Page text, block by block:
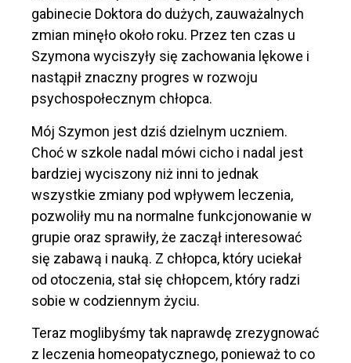
gabinecie Doktora do dużych, zauważalnych
zmian minęło około roku. Przez ten czas u
Szymona wyciszyły się zachowania lękowe i
nastąpił znaczny progres w rozwoju
psychospołecznym chłopca.
Mój Szymon jest dziś dzielnym uczniem.
Choć w szkole nadal mówi cicho i nadal jest
bardziej wyciszony niż inni to jednak
wszystkie zmiany pod wpływem leczenia,
pozwoliły mu na normalne funkcjonowanie w
grupie oraz sprawiły, że zaczął interesować
się zabawą i nauką. Z chłopca, który uciekał
od otoczenia, stał się chłopcem, który radzi
sobie w codziennym życiu.
Teraz moglibyśmy tak naprawdę zrezygnować
z leczenia homeopatycznego, ponieważ to co